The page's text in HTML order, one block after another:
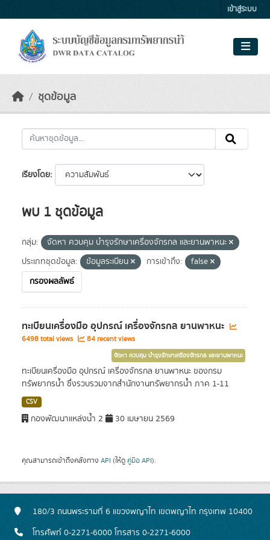
เข้าสู่ระบบ
ชุดข้อมูล
เรียงโดย
พบ 1 ชุดข้อมูล
กลุ่ม:
จัดหา ควบคุม บำรุงรักษาเครื่องจักรกล และยานพาหนะ
ประเภทชุดข้อมูล:
ข้อมูลระเบียน การเข้าถึง:
false
กรองผลลัพธ์
ทะเบียนเครื่องมือ อุปกรณ์ เครื่องจักรกล ยานพาหนะ
6498 total views 84 recent views
จัดหา ควบคุม บำรุงรักษาเครื่องจักรกล และยานพาหนะ
ทะเบียนเครื่องมือ อุปกรณ์ เครื่องจักรกล ยานพาหนะ ของกรม
ทรัพยากรน้ำ ซึ่งรวบรวมจากสำนักงานทรัพยากรน้ำ ภาค 1-11
CSV
กองพัฒนาแหล่งน้ำ 2 30 เมษายน 2569
คุณสามารถเข้าถึงคลังทาง API (ให้ดู คู่มือ API).
180/3 ถนนพระรามที่ 6 แขวงพญาไท เขตพญาไท กรุงเทพ 10400
โทรศัพท์ 0-2271-6000 โทรสาร 0-2271-6000